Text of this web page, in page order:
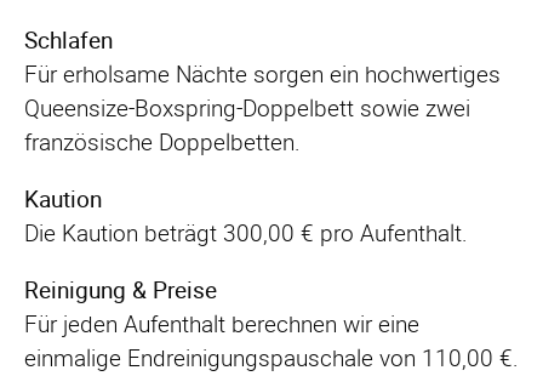
Schlafen
Für erholsame Nächte sorgen ein hochwertiges
Queensize-Boxspring-Doppelbett sowie zwei
französische Doppelbetten.
Kaution
Die Kaution beträgt 300,00 € pro Aufenthalt.
Reinigung & Preise
Für jeden Aufenthalt berechnen wir eine
einmalige Endreinigungspauschale von 110,00 €.